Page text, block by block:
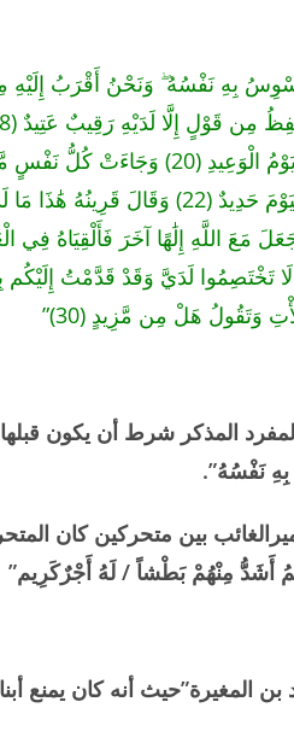
المذكر شرط أن يكون
نَفْسُهُ”.
بين متحركين كان
أَشَدُّ مِنْهُمْ بَطْشاً / لَهُ أَجْرٌكَرِيم”
المغيرة”حيث أنه كان يمنع